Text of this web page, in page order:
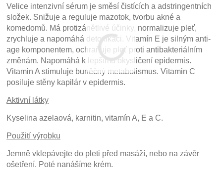
Velice intenzivní sérum je směsí čistících a adstringentních
složek. Snižuje a reguluje mazotok, tvorbu akné a
komedomů. Má protizánětlivé účinky, normalizuje pleť,
zrychluje a napomáhá detoxikaci. Vitamín E je silným anti-
age komponentem, ochraňuje pleť proti antibakteriálním
změnám. Napomáhá k lepšímu okysličení epidermis.
Vitamin A stimuluje buněčný metabolismus. Vitamin C
posiluje stěny kapilár v epidermis.
Aktivní látky
Kyselina azelaová, karnitin, vitamín A, E a C.
Použití výrobku
Jemně vklepávejte do pleti před masáží, nebo na závěr
ošetření. Poté nanášíme krém.